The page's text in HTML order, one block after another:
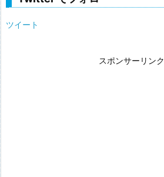
ツイート
スポンサーリンク